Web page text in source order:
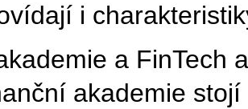
i
a FinTech
akademie stojí